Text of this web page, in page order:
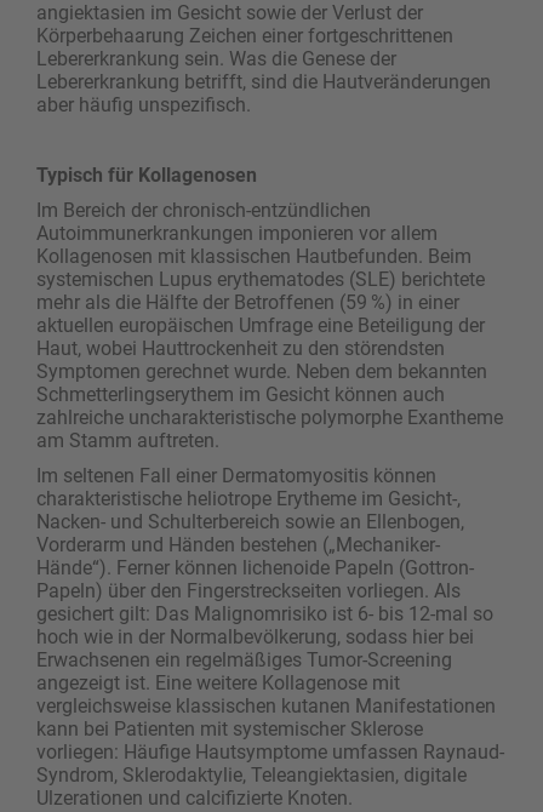
angiektasien im Gesicht sowie der Verlust der
Körperbehaarung Zeichen einer fortgeschrittenen
Lebererkrankung sein. Was die Genese der
Lebererkrankung betrifft, sind die Hautveränderungen
aber häufig unspezifisch.
Typisch für Kollagenosen
Im Bereich der chronisch-entzündlichen
Autoimmunerkrankungen imponieren vor allem
Kollagenosen mit klassischen Hautbefunden. Beim
systemischen Lupus erythematodes (SLE) berichtete
mehr als die Hälfte der Betroffenen (59 %) in einer
aktuellen europäischen Umfrage eine Beteiligung der
Haut, wobei Hauttrockenheit zu den störendsten
Symptomen gerechnet wurde. Neben dem bekannten
Schmetterlingserythem im Gesicht können auch
zahlreiche uncharakteristische polymorphe Exantheme
am Stamm auftreten.
Im seltenen Fall einer Dermatomyositis können
charakteristische heliotrope Erytheme im Gesicht-,
Nacken- und Schulterbereich sowie an Ellenbogen,
Vorderarm und Händen bestehen („Mechaniker-
Hände“). Ferner können lichenoide Papeln (Gottron-
Papeln) über den Fingerstreckseiten vorliegen. Als
gesichert gilt: Das Malignomrisiko ist 6- bis 12-mal so
hoch wie in der Normalbevölkerung, sodass hier bei
Erwachsenen ein regelmäßiges Tumor-Screening
angezeigt ist. Eine weitere Kollagenose mit
vergleichsweise klassischen kutanen Manifestationen
kann bei Patienten mit systemischer Sklerose
vorliegen: Häufige Hautsymptome umfassen Raynaud-
Syndrom, Sklerodaktylie, Teleangiektasien, digitale
Ulzerationen und calcifizierte Knoten.